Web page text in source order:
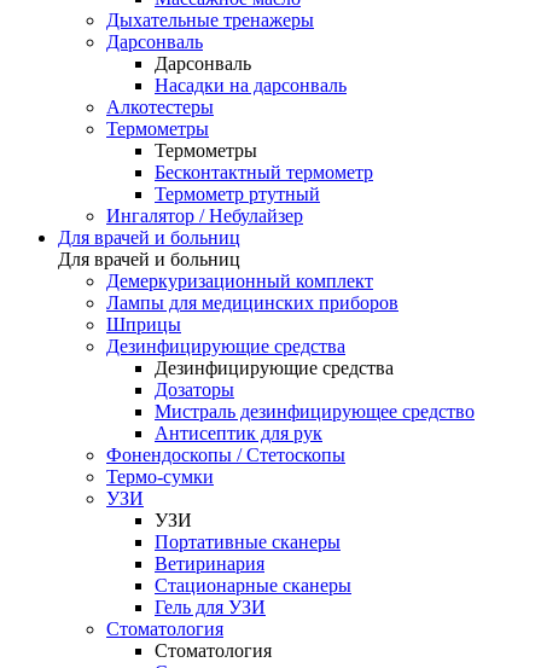
Дыхательные тренажеры
Дарсонваль
Дарсонваль
Насадки на дарсонваль
Алкотестеры
Термометры
Термометры
Бесконтактный термометр
Термометр ртутный
Ингалятор / Небулайзер
Для врачей и больниц
Для врачей и больниц
Демеркуризационный комплект
Лампы для медицинских приборов
Шприцы
Дезинфицирующие средства
Дезинфицирующие средства
Дозаторы
Мистраль дезинфицирующее средство
Антисептик для рук
Фонендоскопы / Стетоскопы
Термо-сумки
УЗИ
УЗИ
Портативные сканеры
Ветиринария
Стационарные сканеры
Гель для УЗИ
Стоматология
Стоматология